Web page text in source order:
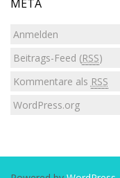
META
Anmelden
Beitrags-Feed (RSS)
Kommentare als RSS
WordPress.org